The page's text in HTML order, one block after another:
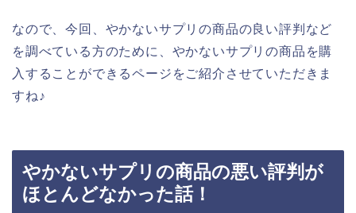
なので、今回、やかないサプリの商品の良い評判など
を調べている方のために、やかないサプリの商品を購
入することができるページをご紹介させていただきま
すね♪
やかないサプリの商品の悪い評判が
ほとんどなかった話！